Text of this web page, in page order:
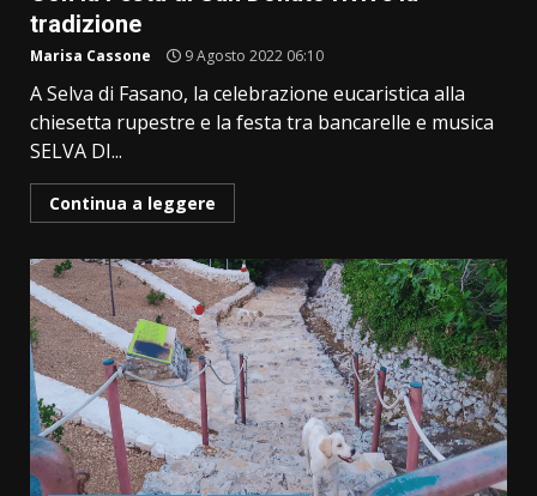
tradizione
Marisa Cassone 9 Agosto 2022 06:10
A Selva di Fasano, la celebrazione eucaristica alla
chiesetta rupestre e la festa tra bancarelle e musica
SELVA DI...
Continua a leggere